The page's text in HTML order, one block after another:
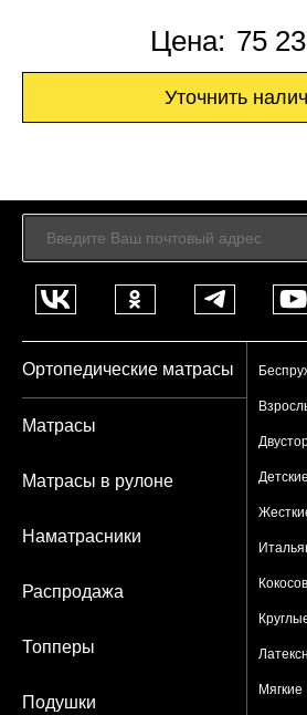
Цена: 75
Уточнить
Ортопедические матрасы
Детские
Мягкие
Матрасы
Матрасы в рулоне
Наматрасники
Распродажа
Топперы
Подушки